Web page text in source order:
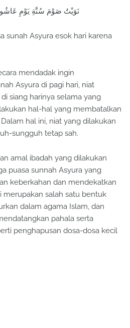
نَوَيْتُ صَوْمَ سُنَّةِ يَوْمِ
sunah Asyura esok hari karena
mendadak ingin
Asyura di pagi hari, niat
siang harinya selama yang
hal-hal yang membatalkan
hal ini, niat yang dilakukan
sungguh tetap sah.
amal ibadah yang dilakukan
puasa sunnah Asyura yang
keberkahan dan mendekatkan
merupakan salah satu bentuk
dalam agama Islam, dan
pahala serta
penghapusan dosa-dosa kecil